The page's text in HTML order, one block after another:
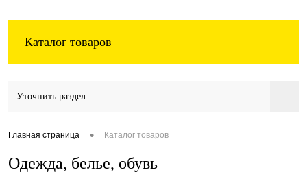
Каталог товаров
Уточнить раздел
Главная страница • Каталог товаров
Одежда, белье, обувь